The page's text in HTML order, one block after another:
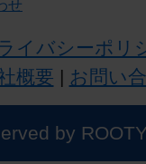
イバシーポリ
概要 | お問い
by